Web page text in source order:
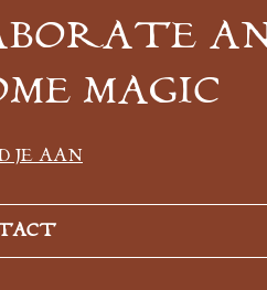
MAGIC
JE AAN